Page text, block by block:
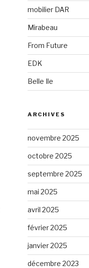
mobilier DAR
Mirabeau
From Future
EDK
Belle Ile
ARCHIVES
novembre 2025
octobre 2025
septembre 2025
mai 2025
avril 2025
février 2025
janvier 2025
décembre 2023